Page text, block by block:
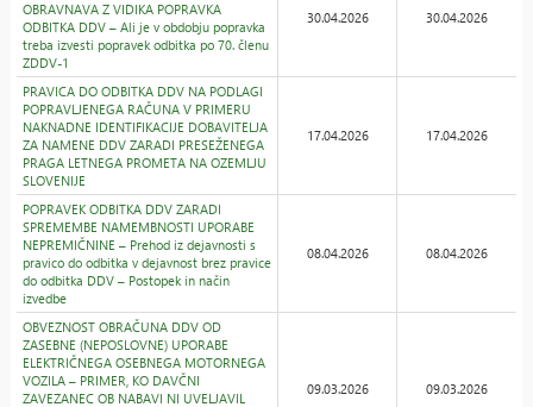
OBRAVNAVA Z VIDIKA POPRAVKA
ODBITKA DDV – Ali je v obdobju popravka
treba izvesti popravek odbitka po 70. členu
ZDDV-1
30.04.2026 30.04.2026
PRAVICA DO ODBITKA DDV NA PODLAGI
POPRAVLJENEGA RAČUNA V PRIMERU
NAKNADNE IDENTIFIKACIJE DOBAVITELJA
ZA NAMENE DDV ZARADI PRESEŽENEGA
PRAGA LETNEGA PROMETA NA OZEMLJU
SLOVENIJE
17.04.2026 17.04.2026
POPRAVEK ODBITKA DDV ZARADI
SPREMEMBE NAMEMBNOSTI UPORABE
NEPREMIČNINE – Prehod iz dejavnosti s
pravico do odbitka v dejavnost brez pravice
do odbitka DDV – Postopek in način
izvedbe
08.04.2026 08.04.2026
OBVEZNOST OBRAČUNA DDV OD
ZASEBNE (NEPOSLOVNE) UPORABE
ELEKTRIČNEGA OSEBNEGA MOTORNEGA
VOZILA – PRIMER, KO DAVČNI
ZAVEZANEC OB NABAVI NI UVELJAVIL
09.03.2026 09.03.2026